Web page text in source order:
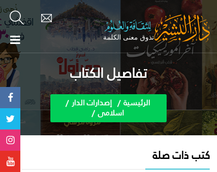
تفاصيل الكتاب
الرئيسية إصدارات الدار
اسلامى
كتب ذات صلة